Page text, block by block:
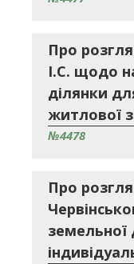
Про
І.С. щодо
ділянки
житлової
№4478
Про
земельної